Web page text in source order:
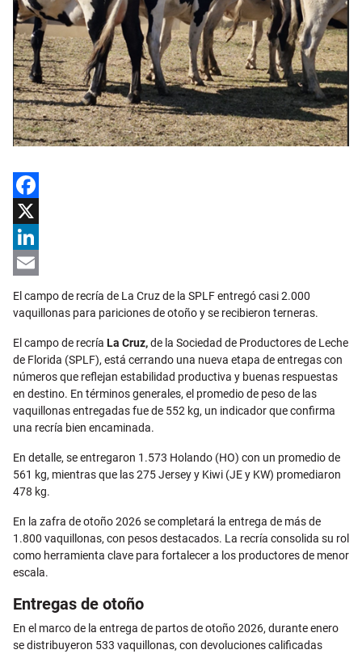
Facebook
X
LinkedIn
Email
El campo de recría de La Cruz de la SPLF entregó casi 2.000
vaquillonas para pariciones de otoño y se recibieron terneras.
El campo de recría La Cruz,de la Sociedad de Productores de Leche
de Florida (SPLF), está cerrando una nueva etapa de entregas con
números que reflejan estabilidad productiva y buenas respuestas
en destino. En términos generales, el promedio de peso de las
vaquillonas entregadas fue de 552 kg, un indicador que confirma
una recría bien encaminada.
En detalle, se entregaron 1.573 Holando (HO) con un promedio de
561 kg, mientras que las 275 Jersey y Kiwi (JE y KW) promediaron
478 kg.
En la zafra de otoño 2026 se completará la entrega de más de
1.800 vaquillonas, con pesos destacados. La recría consolida su rol
como herramienta clave para fortalecer a los productores de menor
escala.
Entregas de otoño
En el marco de la entrega de partos de otoño 2026, durante enero
se distribuyeron 533 vaquillonas, con devoluciones calificadas